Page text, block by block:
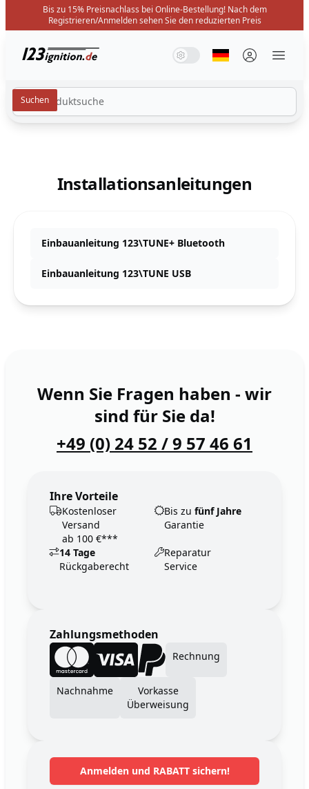
Bis zu 15% Preisnachlass bei Online-Bestellung! Nach dem
Registrieren/Anmelden sehen Sie den reduzierten Preis
123ignition.de Systemmodus
Lichtmodus
Dunkelmodus
Sprache
Installationsanleitungen
Einbauanleitung 123\TUNE+ Bluetooth
Einbauanleitung 123\TUNE USB
Wenn Sie Fragen haben - wir
sind für Sie da!
+49 (0) 24 52 / 9 57 46 61
Ihre Vorteile
Kostenloser
Versand
ab 100 €***
Bis zu fünf Jahre
Garantie
14 Tage
Rückgaberecht
Reparatur
Service
Zahlungsmethoden
Rechnung
Nachnahme
Vorkasse
Überweisung
Anmelden und RABATT sichern!